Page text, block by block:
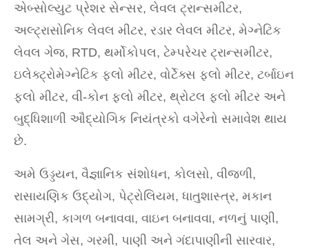
એબ્સોલ્યુટ પ્રેશર સેન્સર, લેવલ ટ્રાન્સમીટર,
અલ્ટ્રાસોનિક લેવલ મીટર, રડાર લેવલ મીટર, મેગ્નેટિક
લેવલ ગેજ, RTD, થર્મોકોપલ, ટેમ્પરેચર ટ્રાન્સમીટર,
ઇલેક્ટ્રોમેગ્નેટિક ફ્લો મીટર, વોર્ટેક્સ ફ્લો મીટર, ટર્બાઇન
ફ્લો મીટર, વી-કોન ફ્લો મીટર, થ્રોટલ ફ્લો મીટર અને
બુદ્ધિશાળી ઔદ્યોગિક નિયંત્રકો વગેરેનો સમાવેશ થાય
છે.
અમે ઉડ્ડયન, વૈજ્ઞાનિક સંશોધન, કોલસો, વીજળી,
રાસાયણિક ઉદ્યોગ, પેટ્રોલિયમ, ધાતુશાસ્ત્ર, મકાન
સામગ્રી, કાગળ બનાવવા, વાઇન બનાવવા, નળનું પાણી,
તેલ અને ગેસ, ગરમી, પાણી અને ગંદાપાણીની સારવાર,